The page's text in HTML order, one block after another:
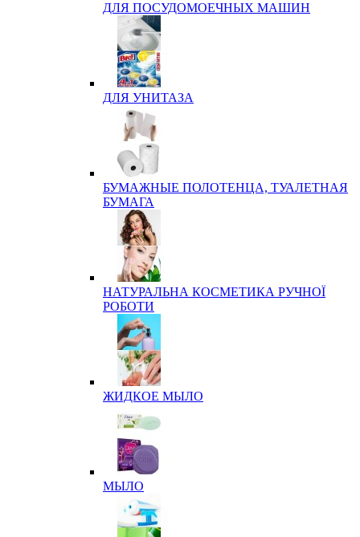
ДЛЯ ПОСУДОМОЕЧНЫХ МАШИН
ДЛЯ УНИТАЗА
БУМАЖНЫЕ ПОЛОТЕНЦА, ТУАЛЕТНАЯ
БУМАГА
НАТУРАЛЬНА КОСМЕТИКА РУЧНОЇ
РОБОТИ
ЖИДКОЕ МЫЛО
МЫЛО